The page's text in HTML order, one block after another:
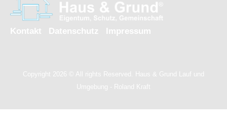
Kontakt Datenschutz Impressum
Copyright 2026 © All rights Reserved. Haus & Grund Lauf und
Umgebung - Roland Kraft